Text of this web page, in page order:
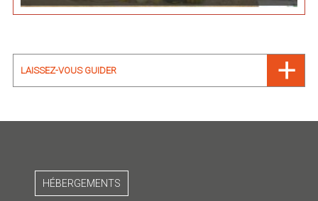
LAISSEZ-VOUS GUIDER
HÉBERGEMENTS